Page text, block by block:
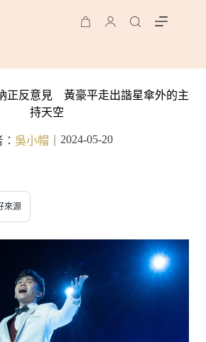
正反意見 黃豪平走出諧星傘外的主
持天空
吳小帽 2024-05-20
來源